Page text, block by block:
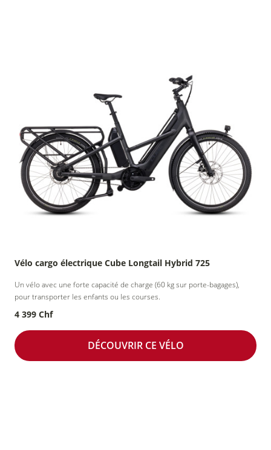
Vélo cargo électrique Cube Longtail Hybrid 725
Un vélo avec une forte capacité de charge (60 kg sur porte-bagages),
pour transporter les enfants ou les courses.
4 399 Chf
DÉCOUVRIR CE VÉLO